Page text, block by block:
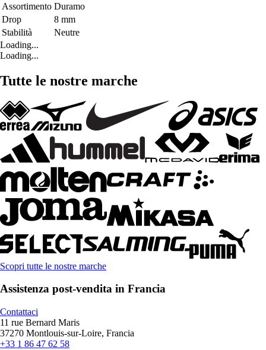
Assortimento Duramo
Drop
8 mm
Stabilità
Neutre
Loading...
Loading...
Tutte le nostre marche
Scopri tutte le nostre marche
Assistenza post-vendita in Francia
Contattaci
11 rue Bernard Maris
37270 Montlouis-sur-Loire, Francia
+33 1 86 47 62 58